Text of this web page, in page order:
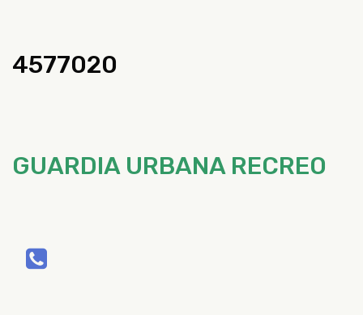
4577020
GUARDIA URBANA RECREO